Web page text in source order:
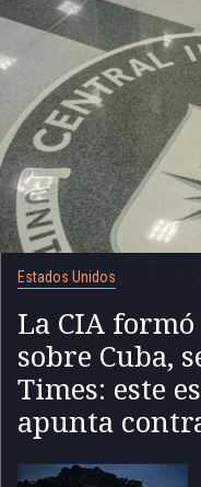
Estados Unidos
La CIA
sobre Cuba,
Times: este
apunta